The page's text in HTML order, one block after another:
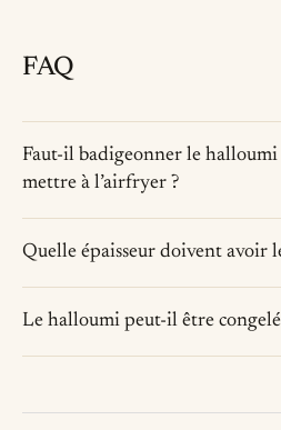
FAQ
Faut-il badigeonner le halloumi
mettre à l’airfryer ?
Quelle épaisseur doivent avoir
Le halloumi peut-il être